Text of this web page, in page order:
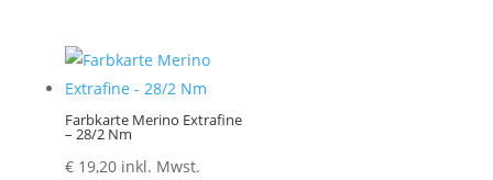
Farbkarte Merino Extrafine
– 28/2 Nm
€19,20 inkl. Mwst.